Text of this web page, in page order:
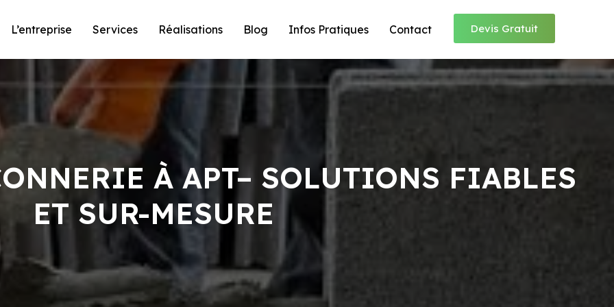
L’entreprise Services Réalisations Blog Infos Pratiques Contact Devis Gratuit
À APT– SOLUTIONS FIABLES
ET SUR-MESURE